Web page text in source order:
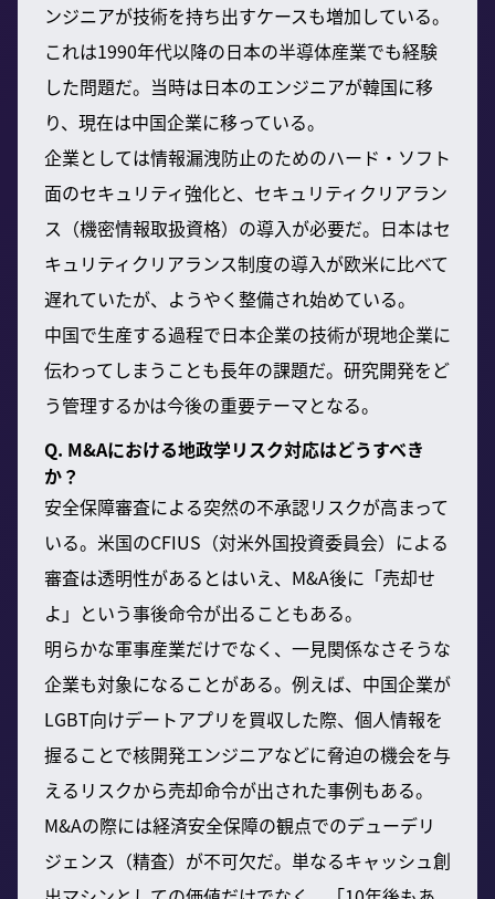
ンジニアが技術を持ち出すケースも増加している。
これは1990年代以降の日本の半導体産業でも経験
した問題だ。当時は日本のエンジニアが韓国に移
り、現在は中国企業に移っている。
企業としては情報漏洩防止のためのハード・ソフト
面のセキュリティ強化と、セキュリティクリアラン
ス（機密情報取扱資格）の導入が必要だ。日本はセ
キュリティクリアランス制度の導入が欧米に比べて
遅れていたが、ようやく整備され始めている。
中国で生産する過程で日本企業の技術が現地企業に
伝わってしまうことも長年の課題だ。研究開発をど
う管理するかは今後の重要テーマとなる。
Q. M&Aにおける地政学リスク対応はどうすべき
か？
安全保障審査による突然の不承認リスクが高まって
いる。米国のCFIUS（対米外国投資委員会）による
審査は透明性があるとはいえ、M&A後に「売却せ
よ」という事後命令が出ることもある。
明らかな軍事産業だけでなく、一見関係なさそうな
企業も対象になることがある。例えば、中国企業が
LGBT向けデートアプリを買収した際、個人情報を
握ることで核開発エンジニアなどに脅迫の機会を与
えるリスクから売却命令が出された事例もある。
M&Aの際には経済安全保障の観点でのデューデリ
ジェンス（精査）が不可欠だ。単なるキャッシュ創